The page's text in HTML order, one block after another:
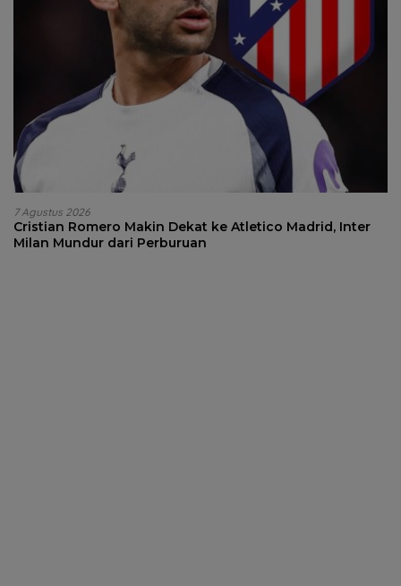
7 Agustus 2026
Cristian Romero Makin Dekat ke Atletico Madrid, Inter
Milan Mundur dari Perburuan